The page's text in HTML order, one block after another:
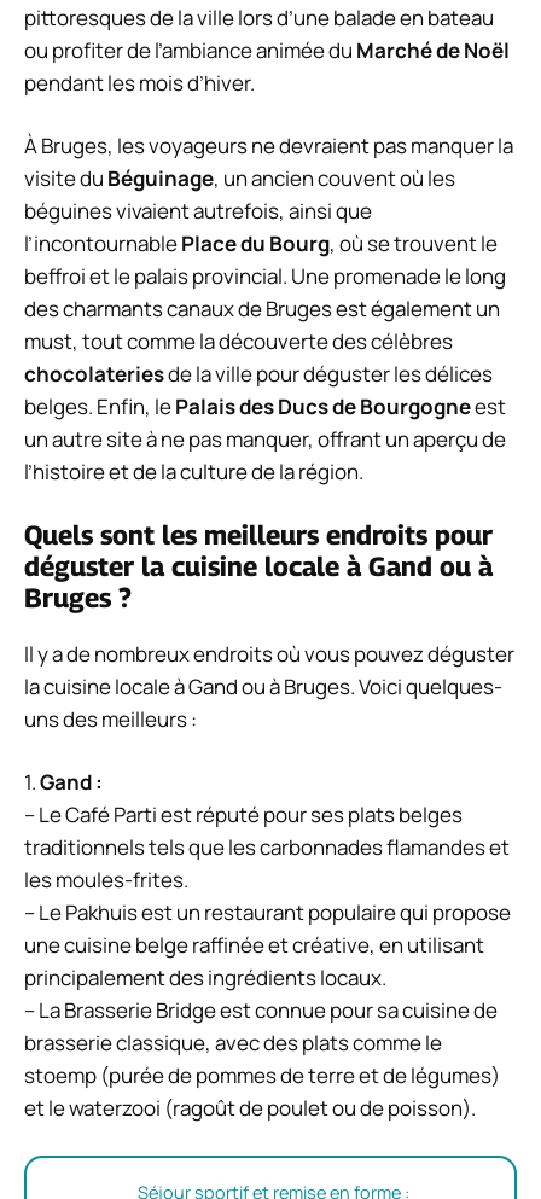
pittoresques de la ville lors d’une balade en bateau
ou profiter de l’ambiance animée du Marché de Noël
pendant les mois d’hiver.
À Bruges, les voyageurs ne devraient pas manquer la
visite du Béguinage, un ancien couvent où les
béguines vivaient autrefois, ainsi que
l’incontournablePlace du Bourg, où se trouvent le
beffroi et le palais provincial. Une promenade le long
des charmants canaux de Bruges est également un
must, tout comme la découverte des célèbres
chocolateriesde la ville pour déguster les délices
belges. Enfin, lePalais des Ducs de Bourgogneest
un autre site à ne pas manquer, offrant un aperçu de
l’histoire et de la culture de la région.
Quels sont les meilleurs endroits pour
déguster la cuisine locale à Gand ou à
Bruges ?
Il y a de nombreux endroits où vous pouvez déguster
la cuisine locale à Gand ou à Bruges. Voici quelques-
uns des meilleurs :
1.Gand :
– Le Café Parti est réputé pour ses plats belges
traditionnels tels que les carbonnades flamandes et
les moules-frites.
– Le Pakhuis est un restaurant populaire qui propose
une cuisine belge raffinée et créative, en utilisant
principalement des ingrédients locaux.
– La Brasserie Bridge est connue pour sa cuisine de
brasserie classique, avec des plats comme le
stoemp (purée de pommes de terre et de légumes)
et le waterzooi (ragoût de poulet ou de poisson).
Séjour sportif et remise en forme :